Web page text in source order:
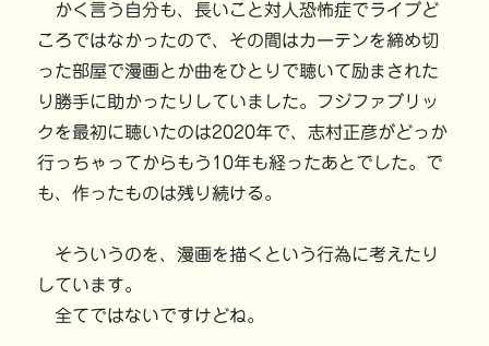
かく言う自分も、長いこと対人恐怖症でライブど
ころではなかったので、その間はカーテンを締め切
った部屋で漫画とか曲をひとりで聴いて励まされた
り勝手に助かったりしていました。フジファブリッ
クを最初に聴いたのは2020年で、志村正彦がどっか
行っちゃってからもう10年も経ったあとでした。で
も、作ったものは残り続ける。
そういうのを、漫画を描くという行為に考えたり
しています。
全てではないですけどね。